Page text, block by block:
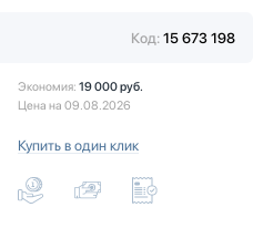
Teka
Toshiba
V-ZUG
Vestfrost
Код: 15 673 198
Цена на 09.08.2026
Экономия: 19 000 руб.
Купить в один клик